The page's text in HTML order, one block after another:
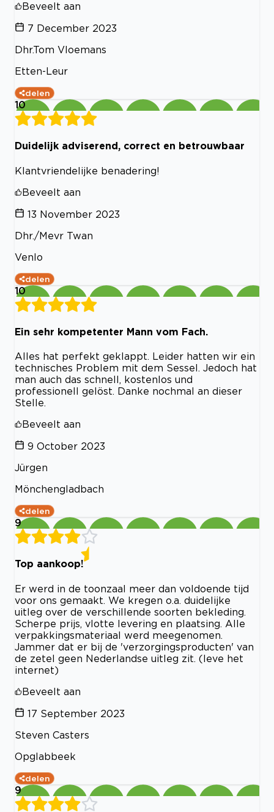
Beveelt aan
7 December 2023
Dhr.Tom Vloemans
Etten-Leur
delen
10
Duidelijk adviserend, correct en betrouwbaar
Klantvriendelijke benadering!
Beveelt aan
13 November 2023
Dhr./Mevr Twan
Venlo
delen
10
Ein sehr kompetenter Mann vom Fach.
Alles hat perfekt geklappt. Leider hatten wir ein
technisches Problem mit dem Sessel. Jedoch hat
man auch das schnell, kostenlos und
professionell gelöst. Danke nochmal an dieser
Stelle.
Beveelt aan
9 October 2023
Jürgen
Mönchengladbach
delen
9
Top aankoop!
Er werd in de toonzaal meer dan voldoende tijd
voor ons gemaakt. We kregen o.a. duidelijke
uitleg over de verschillende soorten bekleding.
Scherpe prijs, vlotte levering en plaatsing. Alle
verpakkingsmateriaal werd meegenomen.
Jammer dat er bij de 'verzorgingsproducten' van
de zetel geen Nederlandse uitleg zit. (leve het
internet)
Beveelt aan
17 September 2023
Steven Casters
Opglabbeek
delen
9